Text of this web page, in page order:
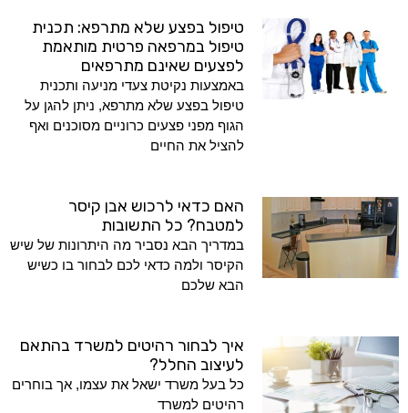
טיפול בפצע שלא מתרפא: תכנית
טיפול במרפאה פרטית מותאמת
לפצעים שאינם מתרפאים
באמצעות נקיטת צעדי מניעה ותכנית
טיפול בפצע שלא מתרפא, ניתן להגן על
הגוף מפני פצעים כרוניים מסוכנים ואף
להציל את החיים
האם כדאי לרכוש אבן קיסר
למטבח? כל התשובות
במדריך הבא נסביר מה היתרונות של שיש
הקיסר ולמה כדאי לכם לבחור בו כשיש
הבא שלכם
איך לבחור רהיטים למשרד בהתאם
לעיצוב החלל?
כל בעל משרד ישאל את עצמו, אך בוחרים
רהיטים למשרד